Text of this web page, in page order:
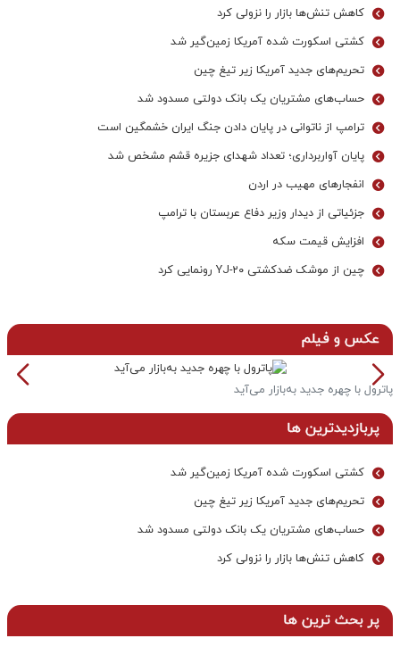
کاهش تنش‌ها بازار را نزولی کرد
کشتی اسکورت شده آمریکا زمین‌گیر شد
تحریم‌های جدید آمریکا زیر تیغ چین
حساب‌های مشتریان یک بانک‌ دولتی مسدود شد
ترامپ از ناتوانی در پایان دادن جنگ ایران خشمگین است
پایان آواربرداری؛ تعداد شهدای جزیره قشم مشخص شد
انفجارهای مهیب در اردن
جزئیاتی از دیدار وزیر دفاع عربستان با ترامپ
افزایش قیمت سکه
چین از موشک ضدکشتی YJ-۲۰ رونمایی کرد
عکس و فیلم
پاترول با چهره جدید به‌بازار می‌آید
پربازدیدترین ها
کشتی اسکورت شده آمریکا زمین‌گیر شد
تحریم‌های جدید آمریکا زیر تیغ چین
حساب‌های مشتریان یک بانک‌ دولتی مسدود شد
کاهش تنش‌ها بازار را نزولی کرد
پر بحث ترین ها